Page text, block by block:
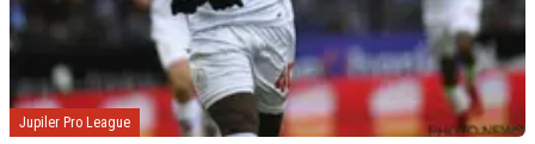
Jupiler Pro League